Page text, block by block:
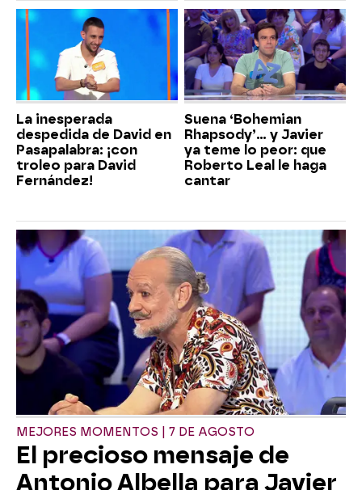
La inesperada
despedida de David en
Pasapalabra: ¡con
troleo para David
Fernández!
Suena ‘Bohemian
Rhapsody’... y Javier
ya teme lo peor: que
Roberto Leal le haga
cantar
MEJORES MOMENTOS | 7 DE AGOSTO
El precioso mensaje de
Antonio Albella para Javier